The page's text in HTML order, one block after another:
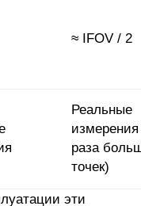
≈ IFOV / 2
Реальные
раза
точек)
эти